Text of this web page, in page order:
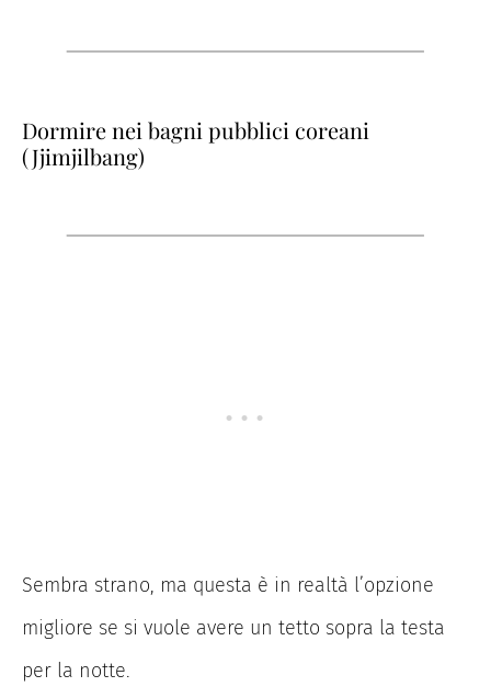
Dormire nei bagni pubblici coreani
(Jjimjilbang)
Sembra strano, ma questa è in realtà l’opzione
migliore se si vuole avere un tetto sopra la testa
per la notte.